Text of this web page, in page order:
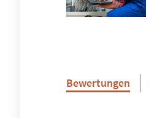
Bewertungen